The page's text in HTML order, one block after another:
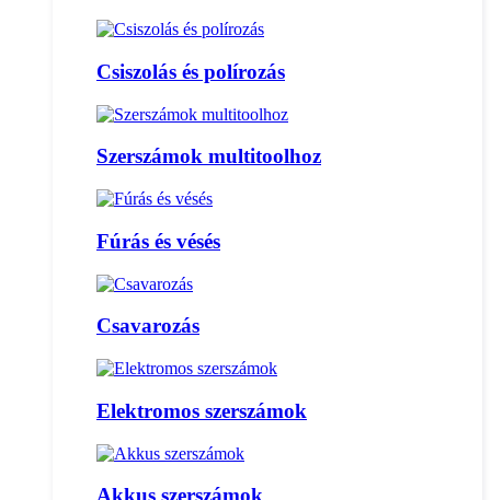
Csiszolás és polírozás
Szerszámok multitoolhoz
Fúrás és vésés
Csavarozás
Elektromos szerszámok
Akkus szerszámok